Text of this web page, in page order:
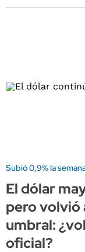
Subió 0,9% la
El dólar
pero volvió
umbral:
oficial?